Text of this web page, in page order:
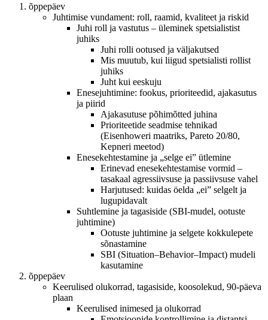
õppepäev
Juhtimise vundament: roll, raamid, kvaliteet ja riskid
Juhi roll ja vastutus – üleminek spetsialistist
juhiks
Juhi rolli ootused ja väljakutsed
Mis muutub, kui liigud spetsialisti rollist
juhiks
Juht kui eeskuju
Enesejuhtimine: fookus, prioriteedid, ajakasutus
ja piirid
Ajakasutuse põhimõtted juhina
Prioriteetide seadmise tehnikad
(Eisenhoweri maatriks, Pareto 20/80,
Kepneri meetod)
Enesekehtestamine ja „selge ei” ütlemine
Erinevad enesekehtestamise vormid –
tasakaal agressiivsuse ja passiivsuse vahel
Harjutused: kuidas öelda „ei” selgelt ja
lugupidavalt
Suhtlemine ja tagasiside (SBI-mudel, ootuste
juhtimine)
Ootuste juhtimine ja selgete kokkulepete
sõnastamine
SBI (Situation–Behavior–Impact) mudeli
kasutamine
õppepäev
Keerulised olukorrad, tagasiside, koosolekud, 90-päeva
plaan
Keerulised inimesed ja olukorrad